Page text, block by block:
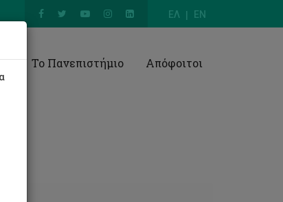
ΕΛ EN
Το Πανεπιστήμιο Απόφοιτοι